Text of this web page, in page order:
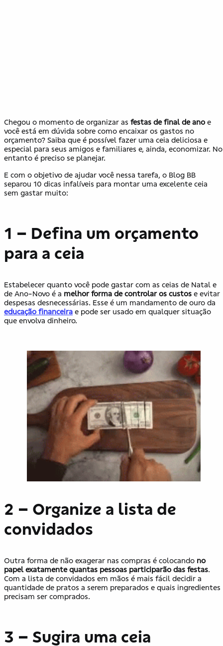
Chegou o momento de organizar as festas de final de anoe
você está em dúvida sobre como encaixar os gastos no
orçamento? Saiba que é possível fazer uma ceia deliciosa e
especial para seus amigos e familiares e, ainda, economizar. No
entanto é preciso se planejar.
E com o objetivo de ajudar você nessa tarefa, o Blog BB
separou 10 dicas infalíveis para montar uma excelente ceia
sem gastar muito:
1 – Defina um orçamento
para a ceia
Estabelecer quanto você pode gastar com as ceias de Natal e
de Ano-Novo é a melhor forma de controlar os custos e evitar
despesas desnecessárias. Esse é um mandamento de ouro da
educação financeira e pode ser usado em qualquer situação
que envolva dinheiro.
2 – Organize a lista de
convidados
Outra forma de não exagerar nas compras é colocando no
papel exatamente quantas pessoas participarão das festas.
Com a lista de convidados em mãos é mais fácil decidir a
quantidade de pratos a serem preparados e quais ingredientes
precisam ser comprados.
3 – Sugira uma ceia